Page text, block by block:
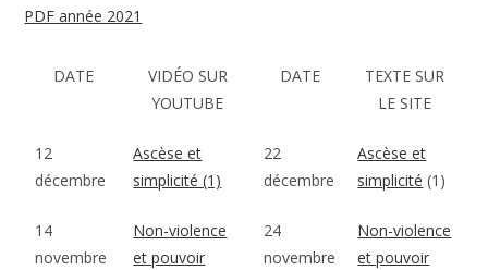
PDF année 2021
DATE
VIDÉO SUR
YOUTUBE
DATE
TEXTE SUR
LE SITE
12
décembre
Ascèse et
simplicité (1)
22
décembre
Ascèse et
simplicité (1)
14
novembre
Non-violence
et pouvoir
24
novembre
Non-violence
et pouvoir